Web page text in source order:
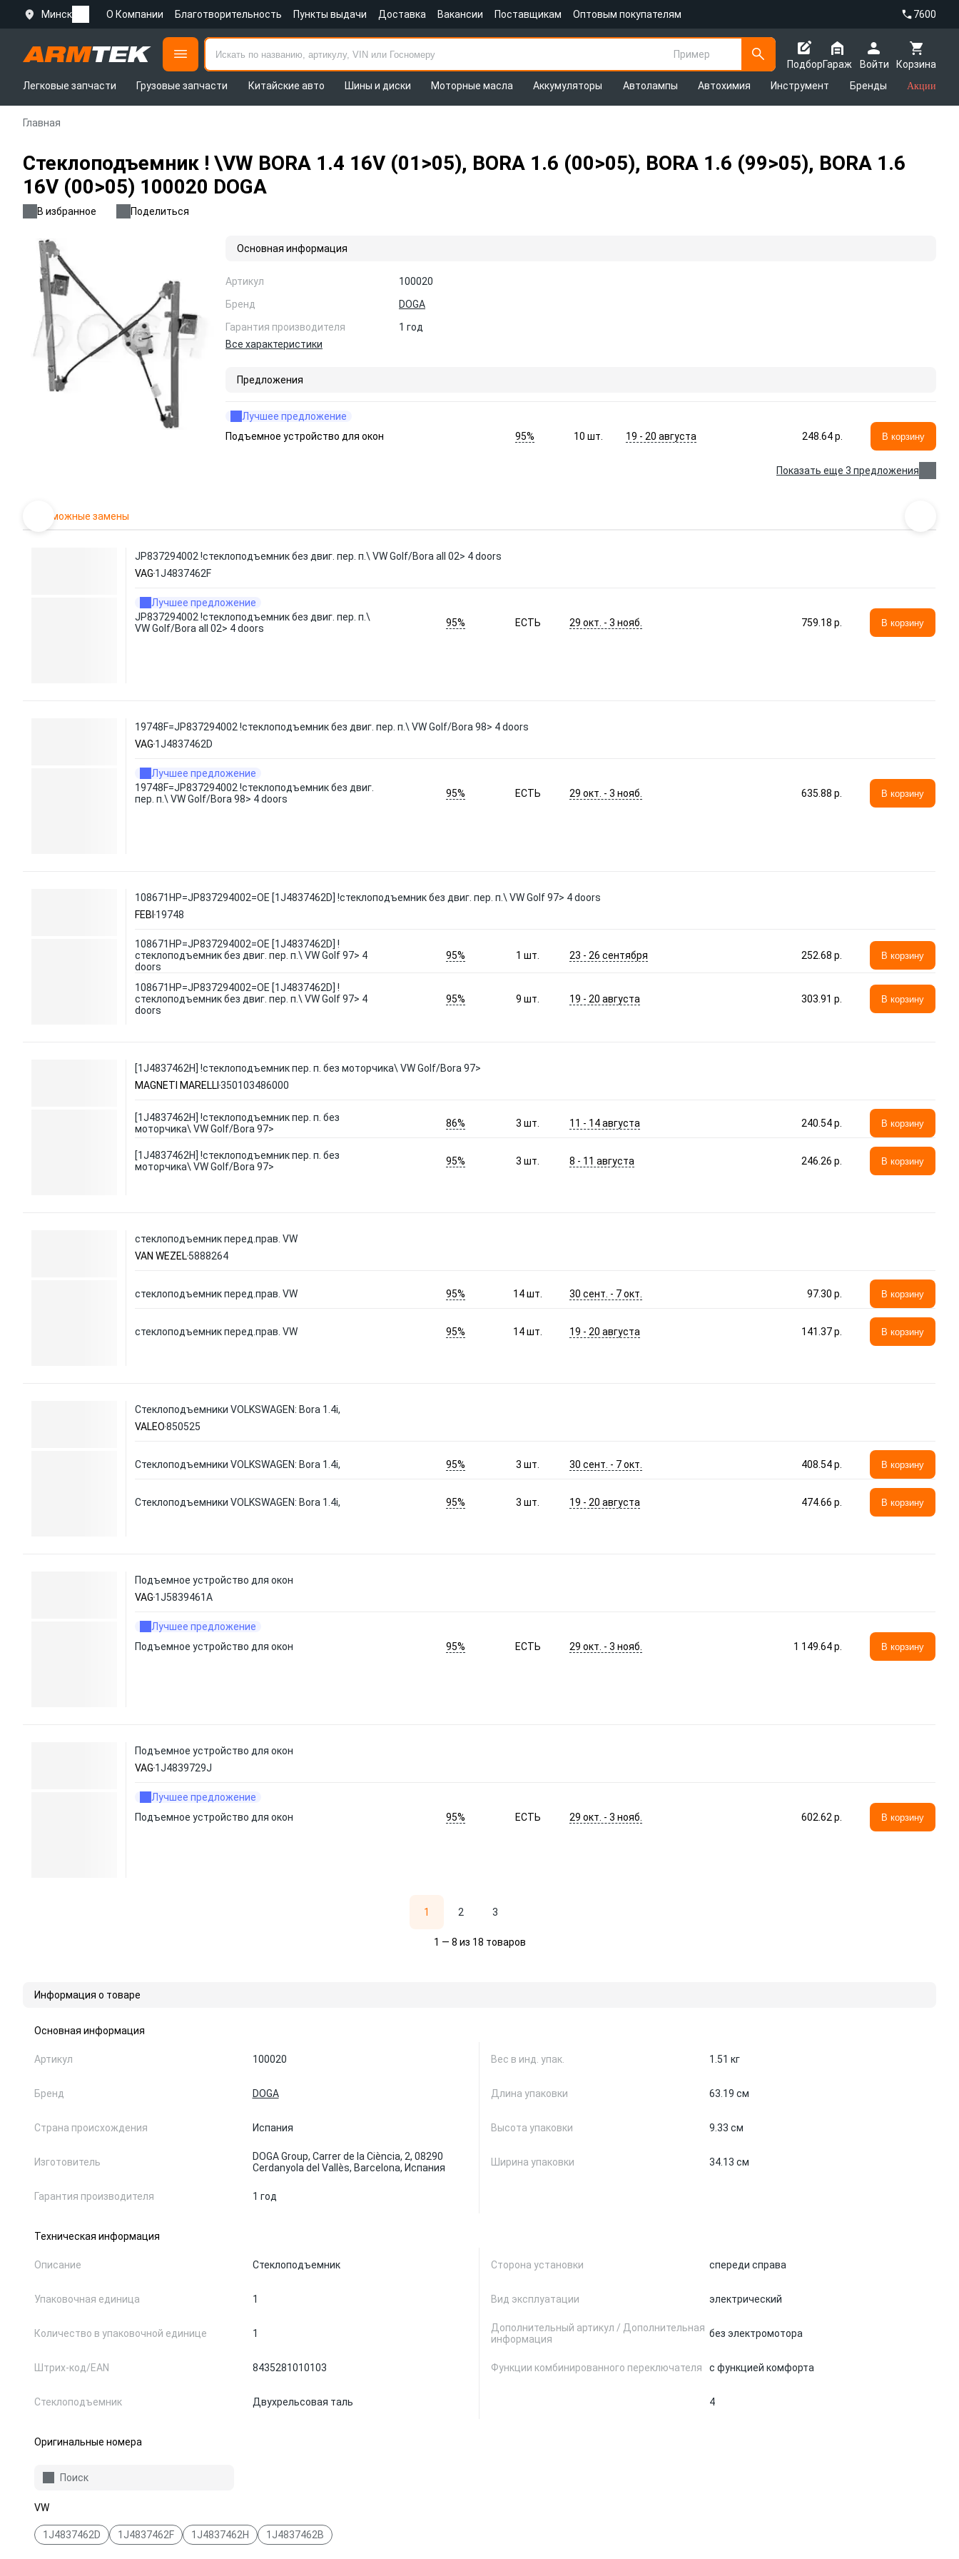
Минск О Компании Благотворительность Пункты выдачи Доставка Вакансии Поставщикам Оптовым покупателям 7600
Пример
Подбор
Корзина
Гараж
Войти
Легковые запчасти
Грузовые запчасти Китайские авто Шины и диски Моторные масла Аккумуляторы Автолампы Автохимия Инструмент Бренды Акции
Главная
Стеклоподъемник ! \VW BORA 1.4 16V (01>05), BORA 1.6 (00>05), BORA 1.6 (99>05), BORA 1.6
16V (00>05) 100020 DOGA
В избранное Поделиться
Основная информация
Артикул
100020
Бренд
DOGA
Гарантия производителя
1 год
Все характеристики
Предложения
Лучшее предложение
Подъемное устройство для окон
95% 10шт. 19 - 20 августа 248.64 p. В корзину
Показать еще 3 предложения
Возможные замены
JP837294002 !стеклоподъемник без двиг. пер. п.\ VW Golf/Bora all 02> 4 doors
VAG 1J4837462F
Лучшее предложение
JP837294002 !стеклоподъемник без двиг. пер. п.\
VW Golf/Bora all 02> 4 doors
95% ЕСТЬ 29 окт. - 3 нояб. 759.18 p. В корзину
19748F=JP837294002 !стеклоподъемник без двиг. пер. п.\ VW Golf/Bora 98> 4 doors
VAG 1J4837462D
Лучшее предложение
19748F=JP837294002 !стеклоподъемник без двиг.
пер. п.\ VW Golf/Bora 98> 4 doors
95% ЕСТЬ 29 окт. - 3 нояб. 635.88 p. В корзину
108671HP=JP837294002=OE [1J4837462D] !стеклоподъемник без двиг. пер. п.\ VW Golf 97> 4 doors
FEBI 19748
108671HP=JP837294002=OE [1J4837462D] !
стеклоподъемник без двиг. пер. п.\ VW Golf 97> 4
doors
95% 1шт. 23 - 26 сентября 252.68 p. В корзину
108671HP=JP837294002=OE [1J4837462D] !
стеклоподъемник без двиг. пер. п.\ VW Golf 97> 4
doors
95% 9шт. 19 - 20 августа 303.91 p. В корзину
[1J4837462H] !стеклоподъемник пер. п. без моторчика\ VW Golf/Bora 97>
MAGNETI MARELLI 350103486000
[1J4837462H] !стеклоподъемник пер. п. без
моторчика\ VW Golf/Bora 97>
86% 3шт. 11 - 14 августа 240.54 p. В корзину
[1J4837462H] !стеклоподъемник пер. п. без
моторчика\ VW Golf/Bora 97>
95% 3шт. 8 - 11 августа 246.26 p. В корзину
стеклоподъемник перед.прав. VW
VAN WEZEL5888264
стеклоподъемник перед.прав. VW 95% 14шт. 30 сент. - 7 окт. 97.30 p. В корзину
стеклоподъемник перед.прав. VW 95% 14шт. 19 - 20 августа 141.37 p. В корзину
Стеклоподъемники VOLKSWAGEN: Bora 1.4i,
VALEO850525
Стеклоподъемники VOLKSWAGEN: Bora 1.4i, 95% 3шт. 30 сент. - 7 окт. 408.54 p. В корзину
Стеклоподъемники VOLKSWAGEN: Bora 1.4i, 95% 3шт. 19 - 20 августа 474.66 p. В корзину
Подъемное устройство для окон
VAG 1J5839461A
Лучшее предложение
Подъемное устройство для окон
95% ЕСТЬ 29 окт. - 3 нояб. 1 149.64 p. В корзину
Подъемное устройство для окон
VAG 1J4839729J
Лучшее предложение
Подъемное устройство для окон
95% ЕСТЬ 29 окт. - 3 нояб. 602.62 p. В корзину
1 2 3
1 — 8 из 18 товаров
Информация о товаре
Основная информация
Артикул 100020
Бренд DOGA
Страна происхождения Испания
Изготовитель
DOGA Group, Carrer de la Ciència, 2, 08290
Cerdanyola del Vallès, Barcelona, Испания
Гарантия производителя 1 год
Вес в инд. упак. 1.51 кг
Длина упаковки 63.19 см
Высота упаковки 9.33 см
Ширина упаковки 34.13 см
Техническая информация
Описание Стеклоподъемник
Упаковочная единица 1
Количество в упаковочной единице 1
Штрих-код/EAN 8435281010103
Стеклоподъемник Двухрельсовая таль
Сторона установки спереди справа
Вид эксплуатации электрический
Дополнительный артикул / Дополнительная
информация
без электромотора
Функции комбинированного переключателя с функцией комфорта
4
Оригинальные номера
Поиск
VW
1J4837462D 1J4837462F 1J4837462H 1J4837462B